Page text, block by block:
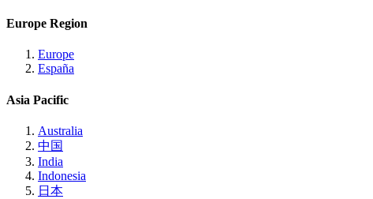
Europe Region
Europe
España
Asia Pacific
Australia
中国
India
Indonesia
日本